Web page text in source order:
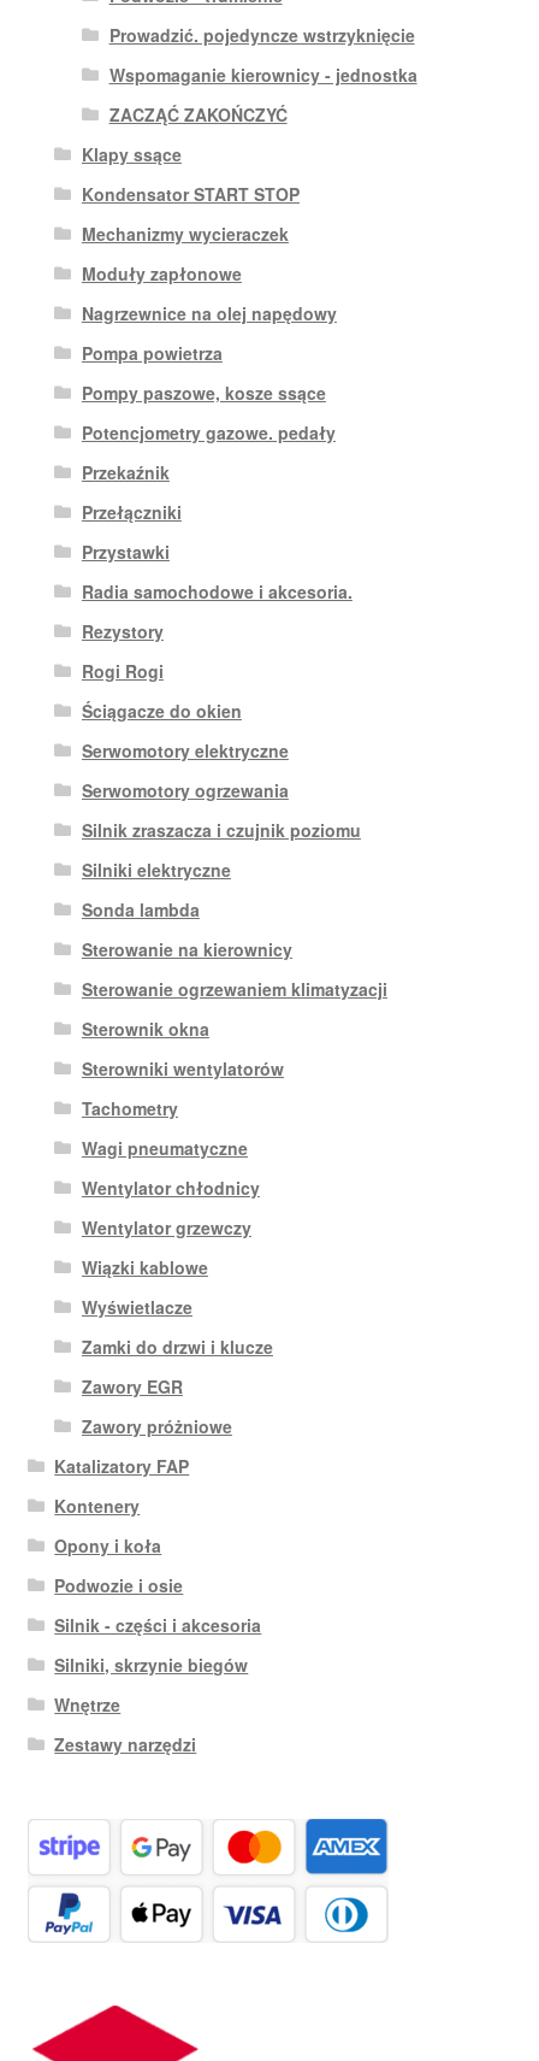
Prowadzić. pojedyncze wstrzyknięcie
Wspomaganie kierownicy - jednostka
ZACZĄĆ ZAKOŃCZYĆ
Klapy ssące
Kondensator START STOP
Mechanizmy wycieraczek
Moduły zapłonowe
Nagrzewnice na olej napędowy
Pompa powietrza
Pompy paszowe, kosze ssące
Potencjometry gazowe. pedały
Przekaźnik
Przełączniki
Przystawki
Radia samochodowe i akcesoria.
Rezystory
Rogi Rogi
Ściągacze do okien
Serwomotory elektryczne
Serwomotory ogrzewania
Silnik zraszacza i czujnik poziomu
Silniki elektryczne
Sonda lambda
Sterowanie na kierownicy
Sterowanie ogrzewaniem klimatyzacji
Sterownik okna
Sterowniki wentylatorów
Tachometry
Wagi pneumatyczne
Wentylator chłodnicy
Wentylator grzewczy
Wiązki kablowe
Wyświetlacze
Zamki do drzwi i klucze
Zawory EGR
Zawory próżniowe
Katalizatory FAP
Kontenery
Opony i koła
Podwozie i osie
Silnik - części i akcesoria
Silniki, skrzynie biegów
Wnętrze
Zestawy narzędzi